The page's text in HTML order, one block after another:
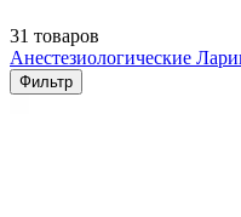
31 товаров
Анестезиологические
Фильтр